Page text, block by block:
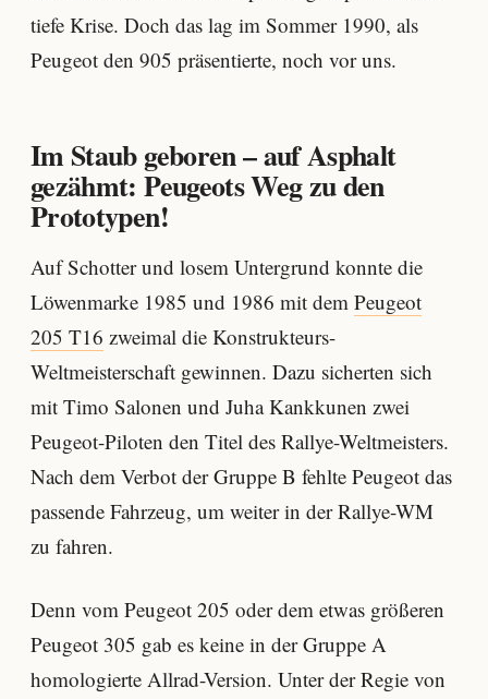
tiefe Krise. Doch das lag im Sommer 1990, als
Peugeot den 905 präsentierte, noch vor uns.
Im Staub geboren – auf Asphalt
gezähmt: Peugeots Weg zu den
Prototypen!
Auf Schotter und losem Untergrund konnte die
Löwenmarke 1985 und 1986 mit dem Peugeot
205 T16 zweimal die Konstrukteurs-
Weltmeisterschaft gewinnen. Dazu sicherten sich
mit Timo Salonen und Juha Kankkunen zwei
Peugeot-Piloten den Titel des Rallye-Weltmeisters.
Nach dem Verbot der Gruppe B fehlte Peugeot das
passende Fahrzeug, um weiter in der Rallye-WM
zu fahren.
Denn vom Peugeot 205 oder dem etwas größeren
Peugeot 305 gab es keine in der Gruppe A
homologierte Allrad-Version. Unter der Regie von